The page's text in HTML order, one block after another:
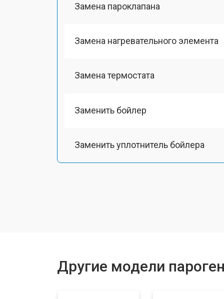
Замена пароклапана
Замена нагревательного элемента
Замена термостата
Заменить бойлер
Заменить уплотнитель бойлера
Другие модели